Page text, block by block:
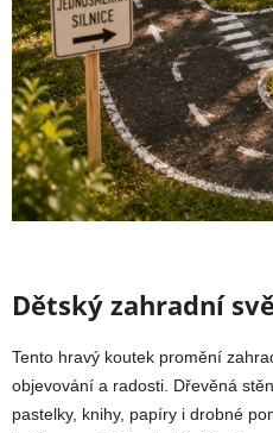
Dětský zahradní
Tento hravý koutek promění
objevování a radosti. Dřevěná
pastelky, knihy, papíry i drobné